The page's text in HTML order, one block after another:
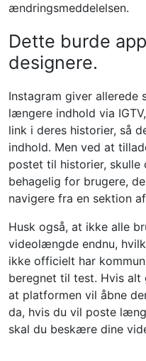
ændringsmeddelelsen.
Dette burde
designere.
Instagram giver allerede
længere indhold via
link i deres historier, så
indhold. Men ved at
postet til historier,
behagelig for brugere,
navigere fra en sektion
Husk også, at ikke alle
videolængde endnu,
ikke officielt har
beregnet til test. Hvis alt
at platformen vil åbne
da, hvis du vil poste
skal du beskære dine